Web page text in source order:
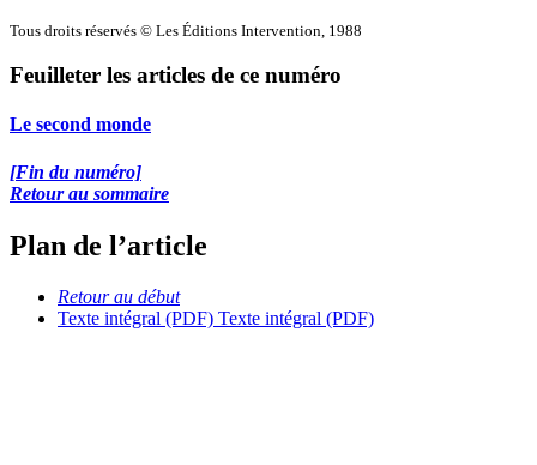
Tous droits réservés © Les Éditions Intervention, 1988
Feuilleter les articles de ce numéro
Le second monde
[Fin du numéro]
Retour au sommaire
Plan de l’article
Retour au début
Texte intégral (PDF) Texte intégral (PDF)